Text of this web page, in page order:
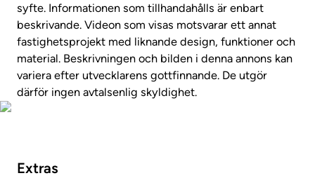
syfte. Informationen som tillhandahålls är enbart
beskrivande. Videon som visas motsvarar ett annat
fastighetsprojekt med liknande design, funktioner och
material. Beskrivningen och bilden i denna annons kan
variera efter utvecklarens gottfinnande. De utgör
därför ingen avtalsenlig skyldighet.
Extras